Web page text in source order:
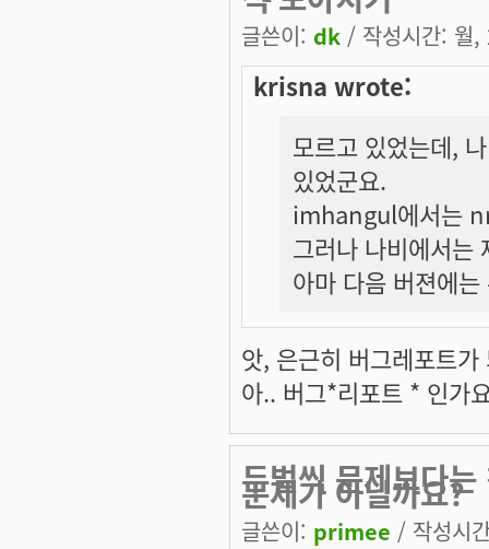
글쓴이: dk / 작성시간: 월
krisna wrote:
모르고 있었는데,
있었군요.
imhangul에서는
그러나 나비에서는
아마 다음 버젼에
앗, 은근히 버그레포트
아.. 버그*리포트 * 인가
두벌씩 문제보다
문제가 아닐까요?
글쓴이: primee / 작성시